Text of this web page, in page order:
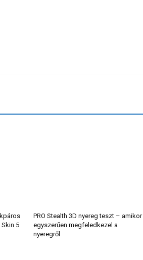
5
PRO Stealth 3D nyereg teszt – amikor
egyszerűen megfeledkezel a
nyeregről